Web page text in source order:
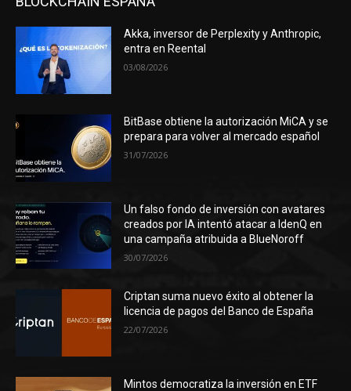
Akka, inversor de Perplexity y Anthropic,
entra en Reental
03/08/2026
BitBase obtiene la autorización MiCA y se
prepara para volver al mercado español
31/07/2026
Un falso fondo de inversión con avatares
creados por IA intentó atacar a IdenQ en
una campaña atribuida a BlueNoroff
30/07/2026
Criptan suma nuevo éxito al obtener la
licencia de pagos del Banco de España
22/07/2026
Mintos democratiza la inversión en ETF